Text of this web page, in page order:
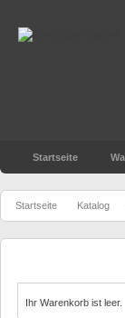
Startseite
Startseite Katalog
Ihr Warenkorb ist leer.